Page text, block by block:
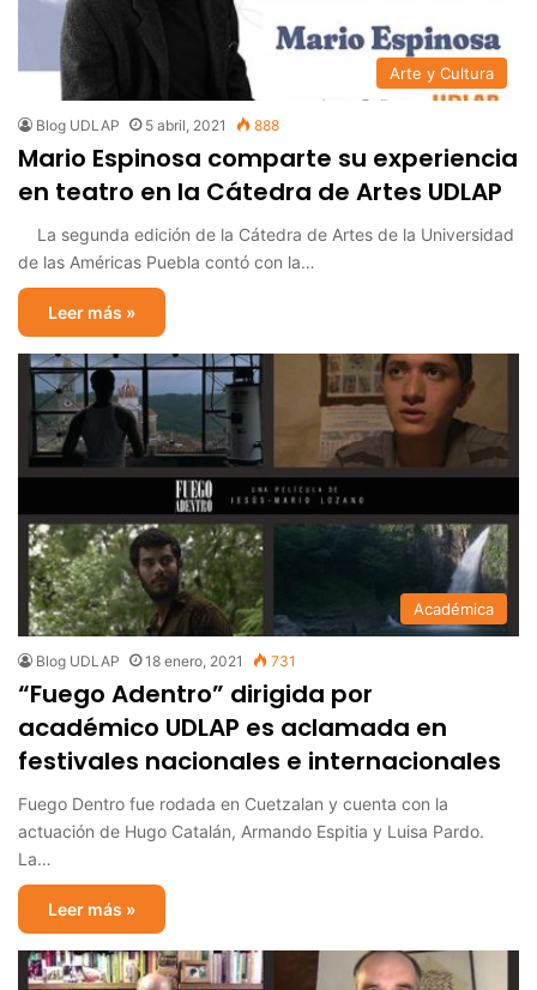
Arte y Cultura
Blog UDLAP 5 abril, 2021 888
Mario Espinosa comparte su experiencia
en teatro en la Cátedra de Artes UDLAP
La segunda edición de la Cátedra de Artes de la Universidad
de las Américas Puebla contó con la…
Leer más »
Académica
Blog UDLAP 18 enero, 2021 731
“Fuego Adentro” dirigida por
académico UDLAP es aclamada en
festivales nacionales e internacionales
Fuego Dentro fue rodada en Cuetzalan y cuenta con la
actuación de Hugo Catalán, Armando Espitia y Luisa Pardo.
La…
Leer más »